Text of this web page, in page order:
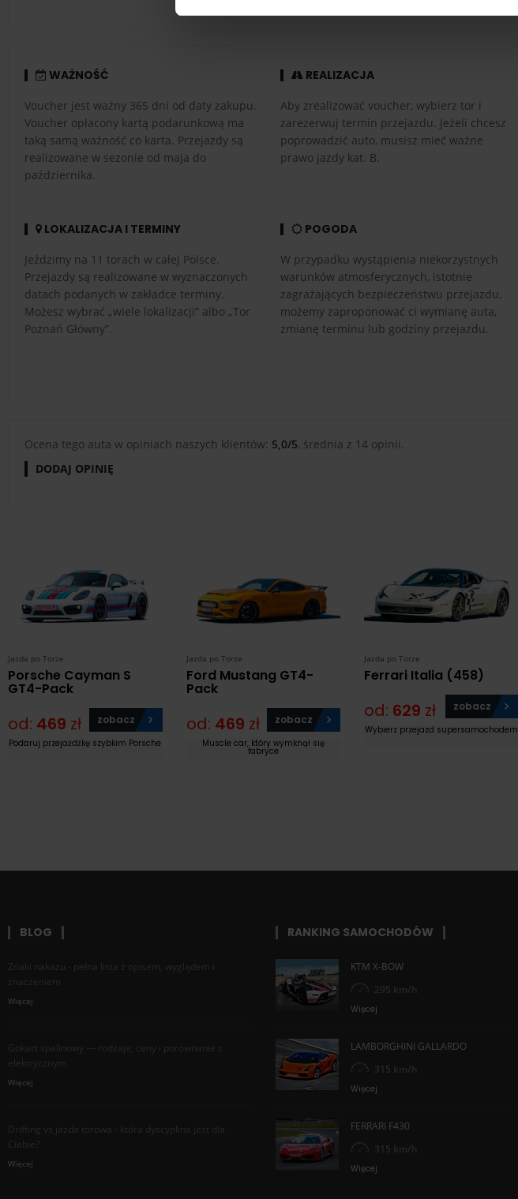
WAŻNOŚĆ
Voucher jest ważny 365 dni od daty zakupu.
Voucher opłacony kartą podarunkową ma
taką samą ważność co karta. Przejazdy są
realizowane w sezonie od maja do
października.
REALIZACJA
Aby zrealizować voucher, wybierz tor i
zarezerwuj termin przejazdu. Jeżeli chcesz
poprowadzić auto, musisz mieć ważne
prawo jazdy kat. B.
LOKALIZACJA I TERMINY
Jeździmy na 11 torach w całej Polsce.
Przejazdy są realizowane w wyznaczonych
datach podanych w zakładce terminy.
Możesz wybrać „wiele lokalizacji” albo „Tor
Poznań Główny”.
POGODA
W przypadku wystąpienia niekorzystnych
warunków atmosferycznych, istotnie
zagrażających bezpieczeństwu przejazdu,
możemy zaproponować ci wymianę auta,
zmianę terminu lub godziny przejazdu.
Ocena tego auta w opiniach naszych klientów: 5,0/5, średnia z 14 opinii.
DODAJ OPINIĘ
Jazda po Torze
Porsche Cayman S
GT4-Pack
od: 469 zł zobacz
Podaruj przejażdżkę szybkim Porsche
Jazda po Torze
Ford Mustang GT4-
Pack
od: 469 zł zobacz
Muscle car, który wymknął się
fabryce
Jazda po Torze
Ferrari Italia (458)
od: 629 zł zobacz
Wybierz przejazd supersamochodem
BLOG
Znaki nakazu - pełna lista z opisem, wyglądem i
znaczeniem
Więcej
Gokart spalinowy — rodzaje, ceny i porównanie z
elektrycznym
Więcej
Drifting vs jazda torowa - która dyscyplina jest dla
Ciebie?
Więcej
RANKING SAMOCHODÓW
KTM X-BOW
295 km/h
Więcej
LAMBORGHINI GALLARDO
315 km/h
Więcej
FERRARI F430
315 km/h
Więcej